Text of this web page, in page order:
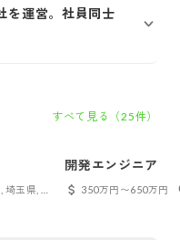
を運営。社員同士
すべて見る（25件）
開発エンジニア
350万円〜650万円